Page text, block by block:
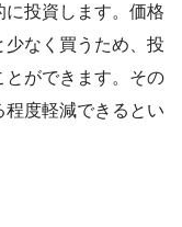
に投資します。価格
なく買うため、投
とができます。その
度軽減できるとい